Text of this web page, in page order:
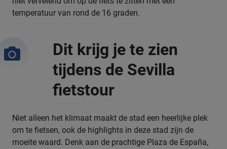
temperatuur van rond de 16 graden.
Dit krijg je te zien
tijdens de Sevilla
fietstour
Niet alleen het klimaat maakt de stad een heerlijke plek
om te fietsen, ook de highlights in deze stad zijn de
moeite waard. Denk aan de prachtige Plaza de España,